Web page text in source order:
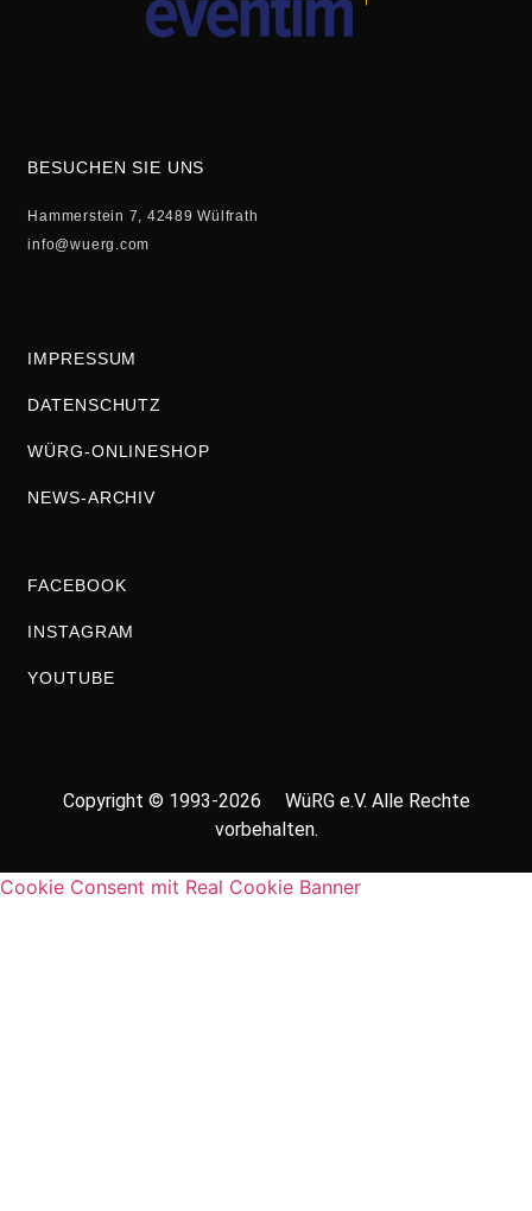
BESUCHEN SIE UNS
Hammerstein 7, 42489 Wülfrath
info@wuerg.com
IMPRESSUM
DATENSCHUTZ
WÜRG-ONLINESHOP
NEWS-ARCHIV
FACEBOOK
INSTAGRAM
YOUTUBE
Copyright © 1993-2026 WüRG e.V. Alle Rechte
vorbehalten.
Cookie Consent mit Real Cookie Banner